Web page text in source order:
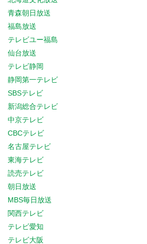
青森朝日放送
福島放送
テレビユー福島
仙台放送
テレビ静岡
静岡第一テレビ
SBSテレビ
新潟総合テレビ
中京テレビ
CBCテレビ
名古屋テレビ
東海テレビ
読売テレビ
朝日放送
MBS毎日放送
関西テレビ
テレビ愛知
テレビ大阪